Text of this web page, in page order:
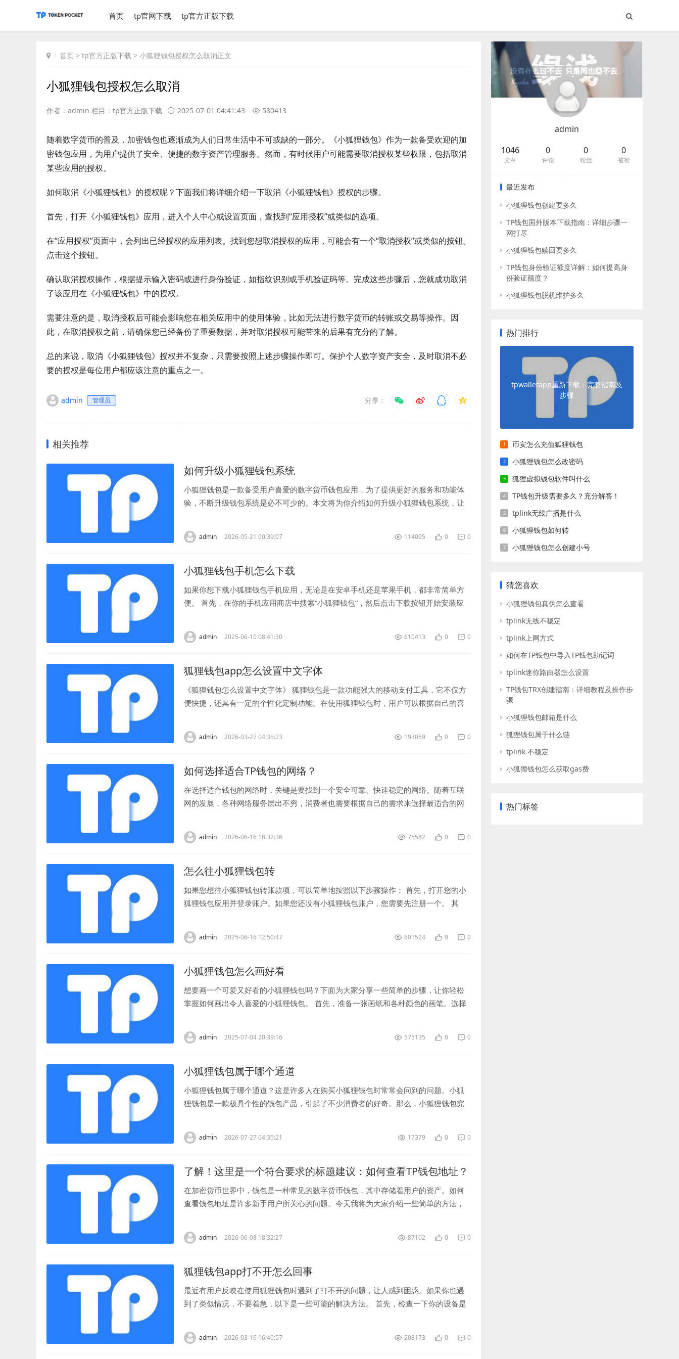
首页 tp官网下载 tp官方正版下载
首页 > tp官方正版下载 > 小狐狸钱包授权怎么取消正文
小狐狸钱包授权怎么取消
作者：admin 栏目： tp官方正版下载 2025-07-01 04:41:43 580413
随着数字货币的普及，加密钱包也逐渐成为人们日常生活中不可或缺的一部分。《小狐狸钱包》作为一款备受欢迎的加
密钱包应用，为用户提供了安全、便捷的数字资产管理服务。然而，有时候用户可能需要取消授权某些权限，包括取消
某些应用的授权。
如何取消《小狐狸钱包》的授权呢？下面我们将详细介绍一下取消《小狐狸钱包》授权的步骤。
首先，打开《小狐狸钱包》应用，进入个人中心或设置页面，查找到“应用授权”或类似的选项。
在“应用授权”页面中，会列出已经授权的应用列表。找到您想取消授权的应用，可能会有一个“取消授权”或类似的按钮。
点击这个按钮。
确认取消授权操作，根据提示输入密码或进行身份验证，如指纹识别或手机验证码等。完成这些步骤后，您就成功取消
了该应用在《小狐狸钱包》中的授权。
需要注意的是，取消授权后可能会影响您在相关应用中的使用体验，比如无法进行数字货币的转账或交易等操作。因
此，在取消授权之前，请确保您已经备份了重要数据，并对取消授权可能带来的后果有充分的了解。
总的来说，取消《小狐狸钱包》授权并不复杂，只需要按照上述步骤操作即可。保护个人数字资产安全，及时取消不必
要的授权是每位用户都应该注意的重点之一。
admin 管理员 分享：
相关推荐
如何升级小狐狸钱包系统
小狐狸钱包是一款备受用户喜爱的数字货币钱包应用，为了提供更好的服务和功能体
验，不断升级钱包系统是必不可少的。本文将为你介绍如何升级小狐狸钱包系统，让
admin 2026-05-21 00:39:07 114095 0 0
小狐狸钱包手机怎么下载
如果你想下载小狐狸钱包手机应用，无论是在安卓手机还是苹果手机，都非常简单方
便。 首先，在你的手机应用商店中搜索“小狐狸钱包”，然后点击下载按钮开始安装应
admin 2025-06-10 08:41:30 610413 0 0
狐狸钱包app怎么设置中文字体
《狐狸钱包怎么设置中文字体》 狐狸钱包是一款功能强大的移动支付工具，它不仅方
便快捷，还具有一定的个性化定制功能。在使用狐狸钱包时，用户可以根据自己的喜
admin 2026-03-27 04:35:23 193059 0 0
如何选择适合TP钱包的网络？
在选择适合钱包的网络时，关键是要找到一个安全可靠、快速稳定的网络。随着互联
网的发展，各种网络服务层出不穷，消费者也需要根据自己的需求来选择最适合的网
admin 2026-06-16 18:32:36 75582 0 0
怎么往小狐狸钱包转
如果您想往小狐狸钱包转账款项，可以简单地按照以下步骤操作： 首先，打开您的小
狐狸钱包应用并登录账户。如果您还没有小狐狸钱包账户，您需要先注册一个。 其
admin 2025-06-16 12:50:47 601524 0 0
小狐狸钱包怎么画好看
想要画一个可爱又好看的小狐狸钱包吗？下面为大家分享一些简单的步骤，让你轻松
掌握如何画出令人喜爱的小狐狸钱包。 首先，准备一张画纸和各种颜色的画笔。选择
admin 2025-07-04 20:39:16 575135 0 0
小狐狸钱包属于哪个通道
小狐狸钱包属于哪个通道？这是许多人在购买小狐狸钱包时常常会问到的问题。小狐
狸钱包是一款极具个性的钱包产品，引起了不少消费者的好奇。那么，小狐狸钱包究
admin 2026-07-27 04:35:21 17379 0 0
了解！这里是一个符合要求的标题建议：如何查看TP钱包地址？
在加密货币世界中，钱包是一种常见的数字货币钱包，其中存储着用户的资产。如何
查看钱包地址是许多新手用户所关心的问题。今天我将为大家介绍一些简单的方法，
admin 2026-06-08 18:32:27 87102 0 0
狐狸钱包app打不开怎么回事
最近有用户反映在使用狐狸钱包时遇到了打不开的问题，让人感到困惑。如果你也遇
到了类似情况，不要着急，以下是一些可能的解决方法。 首先，检查一下你的设备是
admin 2026-03-16 16:40:57 208173 0 0
admin
1046
文章
0
评论
0
粉丝
0
被赞
最近发布
小狐狸钱包创建要多久
TP钱包国外版本下载指南：详细步骤一
网打尽
小狐狸钱包赎回要多久
TP钱包身份验证额度详解：如何提高身
份验证额度？
小狐狸钱包脱机维护多久
热门排行
tpwalletapp重新下载：完整指南及
步骤
币安怎么充值狐狸钱包
小狐狸钱包怎么改密码
狐狸虚拟钱包软件叫什么
TP钱包升级需要多久？充分解答！
tplink无线广播是什么
小狐狸钱包如何转
小狐狸钱包怎么创建小号
猜您喜欢
小狐狸钱包真伪怎么查看
tplink无线不稳定
tplink上网方式
如何在TP钱包中导入TP钱包助记词
tplink迷你路由器怎么设置
TP钱包TRX创建指南：详细教程及操作步
骤
小狐狸钱包邮箱是什么
狐狸钱包属于什么链
tplink 不稳定
小狐狸钱包怎么获取gas费
热门标签